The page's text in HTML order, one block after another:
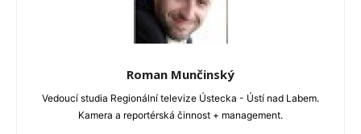
Roman Munčinský
Vedoucí studia Regionální televize Ústecka - Ústí nad Labem.
Kamera a reportérská činnost + management.